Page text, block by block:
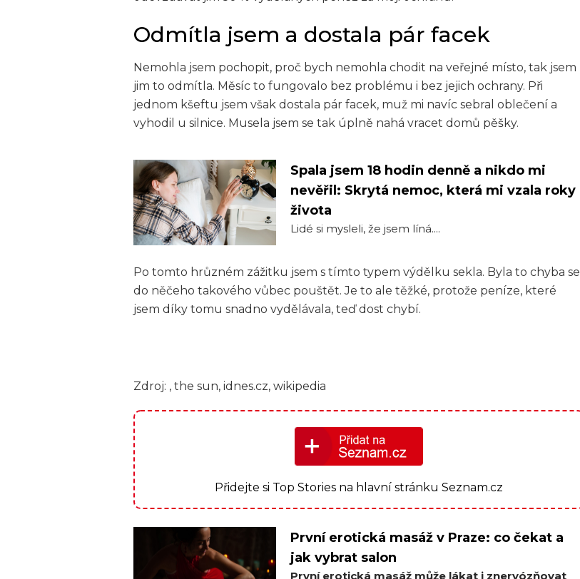
Odmítla jsem a dostala pár facek
Nemohla jsem pochopit, proč bych nemohla chodit na veřejné místo, tak jsem
jim to odmítla. Měsíc to fungovalo bez problému i bez jejich ochrany. Při
jednom kšeftu jsem však dostala pár facek, muž mi navíc sebral oblečení a
vyhodil u silnice. Musela jsem se tak úplně nahá vracet domů pěšky.
Spala jsem 18 hodin denně a nikdo mi
nevěřil: Skrytá nemoc, která mi vzala roky
života
Lidé si mysleli, že jsem líná....
Po tomto hrůzném zážitku jsem s tímto typem výdělku sekla. Byla to chyba se
do něčeho takového vůbec pouštět. Je to ale těžké, protože peníze, které
jsem díky tomu snadno vydělávala, teď dost chybí.
Zdroj: , the sun, idnes.cz, wikipedia
Přidejte si Top Stories na hlavní stránku Seznam.cz
První erotická masáž v Praze: co čekat a
jak vybrat salon
První erotická masáž může lákat i znervózňovat